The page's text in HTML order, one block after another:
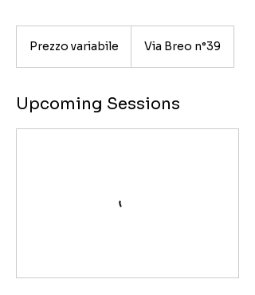
Prezzo variabile Via Breo n°39
Upcoming Sessions